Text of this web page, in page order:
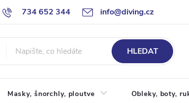
734 652 344 info@diving.cz
Jak nakupovat Obchodní podmínky Reklamace
HLEDAT
Masky, šnorchly, ploutve Obleky, boty,